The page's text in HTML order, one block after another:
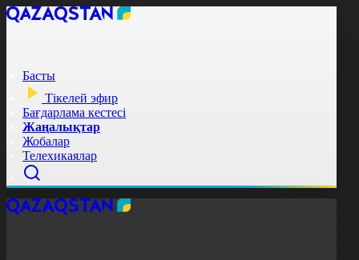
Басты
Тікелей эфир
Бағдарлама кестесі
Жаңалықтар
Жобалар
Телехикаялар